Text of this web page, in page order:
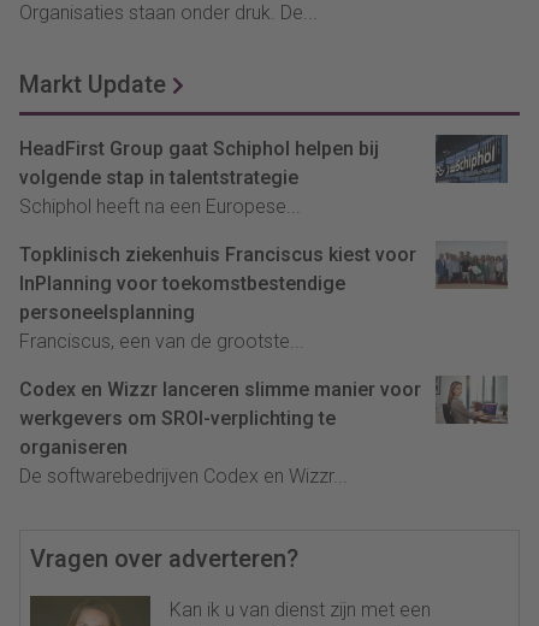
Organisaties staan onder druk. De...
Markt Update
HeadFirst Group gaat Schiphol helpen bij
volgende stap in talentstrategie
Schiphol heeft na een Europese...
Topklinisch ziekenhuis Franciscus kiest voor
InPlanning voor toekomstbestendige
personeelsplanning
Franciscus, een van de grootste...
Codex en Wizzr lanceren slimme manier voor
werkgevers om SROI-verplichting te
organiseren
De softwarebedrijven Codex en Wizzr...
Vragen over adverteren?
Kan ik u van dienst zijn met een